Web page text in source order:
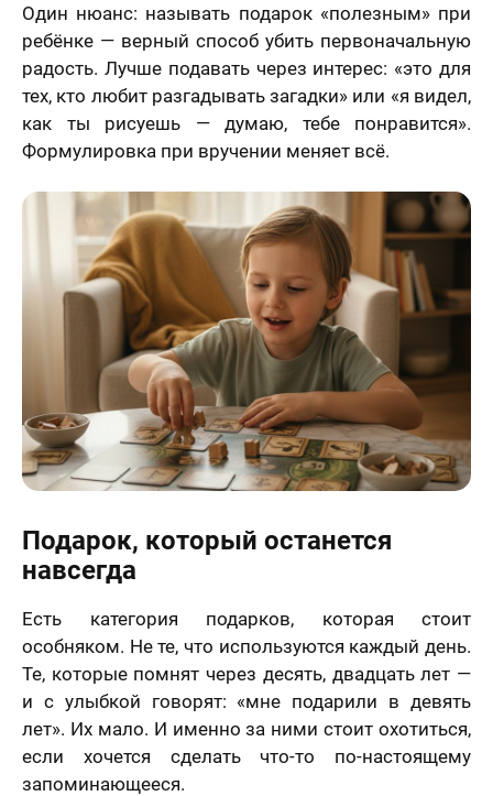
Один нюанс: называть подарок «полезным» при
ребёнке — верный способ убить первоначальную
радость. Лучше подавать через интерес: «это для
тех, кто любит разгадывать загадки» или «я видел,
как ты рисуешь — думаю, тебе понравится».
Формулировка при вручении меняет всё.
Подарок, который останется
навсегда
Есть категория подарков, которая стоит
особняком. Не те, что используются каждый день.
Те, которые помнят через десять, двадцать лет —
и с улыбкой говорят: «мне подарили в девять
лет». Их мало. И именно за ними стоит охотиться,
если хочется сделать что-то по-настоящему
запоминающееся.